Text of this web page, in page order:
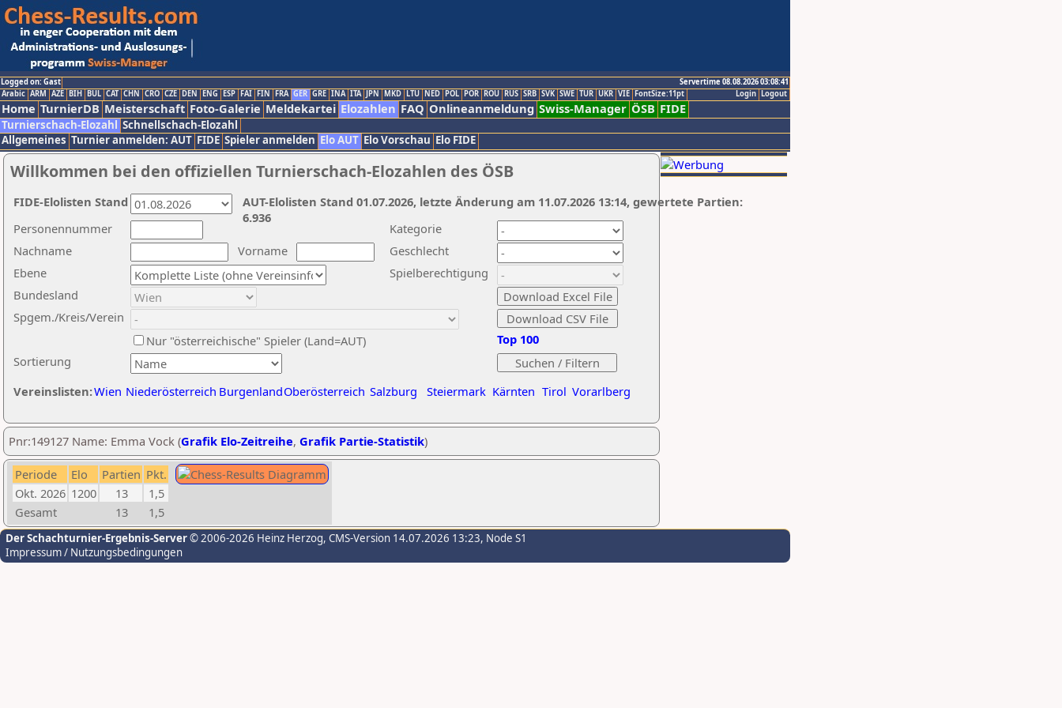
Logged on: Gast
Servertime 08.08.2026 03:08:41
Logout
Login
Arabic ARM AZE BIH BUL CAT CHN CRO CZE DEN ENG ESP FAI FIN FRA GER GRE INA ITA JPN MKD LTU NED POL POR ROU RUS SRB SVK SWE TUR UKR VIE FontSize:11pt
Home TurnierDB Meisterschaft Foto-Galerie Meldekartei Elozahlen FAQ Onlineanmeldung Swiss-Manager ÖSB FIDE
Turnierschach-Elozahl Schnellschach-Elozahl
Allgemeines Turnier anmelden: AUT FIDE Spieler anmelden Elo AUT Elo Vorschau Elo FIDE
Willkommen bei den offiziellen Turnierschach-Elozahlen des ÖSB
Nachname
Vorname
Ebene
Kategorie
Sortierung
Personennummer
Bundesland
Spgem./Kreis/Verein
Geschlecht
Nur "österreichische" Spieler (Land=AUT)
Spielberechtigung
Vereinslisten:Wien Niederösterreich BurgenlandOberösterreich Salzburg Steiermark Kärnten Tirol Vorarlberg
Top 100
AUT-Elolisten Stand 01.07.2026, letzte Änderung am 11.07.2026 13:14, gewertete Partien:
6.936
FIDE-Elolisten Stand
Pnr:149127 Name: Emma Vock (Grafik Elo-Zeitreihe, Grafik Partie-Statistik)
Periode Elo Partien Pkt.
Okt. 2026 1200 13
1,5
Gesamt
13 1,5
Der Schachturnier-Ergebnis-Server© 2006-2026 Heinz Herzog, CMS-Version 14.07.2026 13:23, Node S1
Impressum / Nutzungsbedingungen